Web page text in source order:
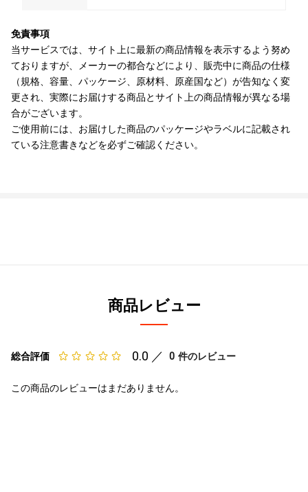
免責事項
当サービスでは、サイト上に最新の商品情報を表示するよう努め
ておりますが、メーカーの都合などにより、販売中に商品の仕様
（規格、容量、パッケージ、原材料、原産国など）が告知なく変
更され、実際にお届けする商品とサイト上の商品情報が異なる場
合がございます。
ご使用前には、お届けした商品のパッケージやラベルに記載され
ている注意書きなどを必ずご確認ください。
商品レビュー
総合評価 0.0 ／ 0 件のレビュー
この商品のレビューはまだありません。